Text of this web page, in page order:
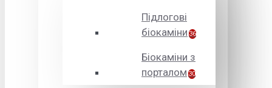
Підлогові
біокаміни 36
Біокаміни з
порталом 30